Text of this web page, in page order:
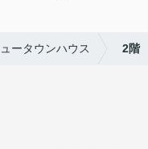
ータウンハウス 2階